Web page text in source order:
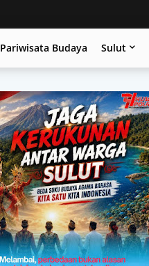
Pariwisata Budaya Sulut